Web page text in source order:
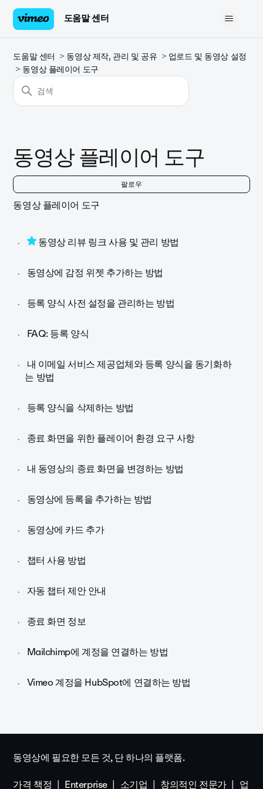
도움말 센터
도움말 센터 동영상 제작, 관리 및 공유
업로드 및 동영상 설정
동영상 플레이어 도구
동영상 플레이어 도구
팔로우
아
동영상 플레이어 도구
동영상 리뷰 링크 사용 및 관리 방법
동영상에 감정 위젯 추가하는 방법
등록 양식 사전 설정을 관리하는 방법
FAQ: 등록 양식
내 이메일 서비스 제공업체와 등록 양식을 동기화하
는 방법
등록 양식을 삭제하는 방법
종료 화면을 위한 플레이어 환경 요구 사항
내 동영상의 종료 화면을 변경하는 방법
동영상에 등록을 추가하는 방법
동영상에 카드 추가
챕터 사용 방법
자동 챕터 제안 안내
종료 화면 정보
Mailchimp에 계정을 연결하는 방법
Vimeo 계정을 HubSpot에 연결하는 방법
동영상에 필요한 모든 것, 단 하나의 플랫폼.
가격 책정
Enterprise 소기업 창의적인 전문가 업